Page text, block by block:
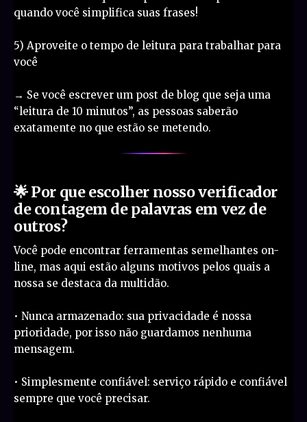
quando você simplifica suas frases!
5) Aproveite o tempo de leitura para trabalhar para
você
→ Se você escrever um post de blog que seja uma
“leitura de 10 minutos”, as pessoas saberão
exatamente no que estão se metendo.
🌟 Por que escolher nosso verificador
de contagem de palavras em vez de
outros?
Você pode encontrar ferramentas semelhantes on-
line, mas aqui estão alguns motivos pelos quais a
nossa se destaca da multidão.
• Nunca armazenado: sua privacidade é nossa
prioridade, por isso não guardamos nenhuma
mensagem.
• Simplesmente confiável: serviço rápido e confiável
sempre que você precisar.